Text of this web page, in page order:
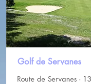
Golf de Servanes
Route de Servanes -